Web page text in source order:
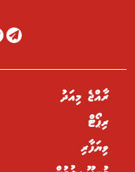
ރާއްޖެ މިއަދު
ރިޕޯޓް
ވިޔަފާރި